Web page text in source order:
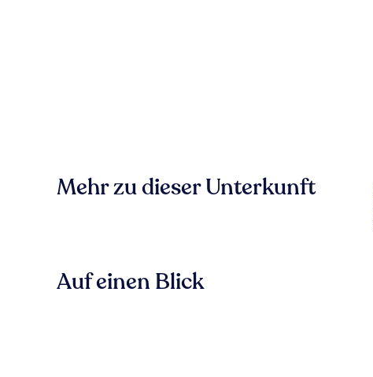
Mehr zu dieser Unterkunft
Auf einen Blick